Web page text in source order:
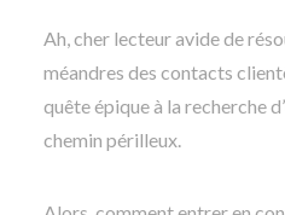
Ah, cher lecteur avide de
méandres des contacts
quête épique à la recherche
chemin périlleux.